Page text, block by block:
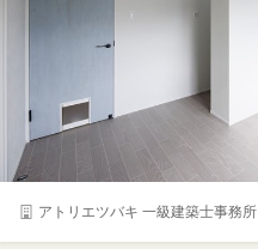
アトリエツバキ 一級建築士事務所